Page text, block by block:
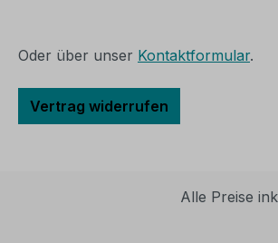
Oder über unser Kontaktformular.
Vertrag widerrufen
Alle Preise